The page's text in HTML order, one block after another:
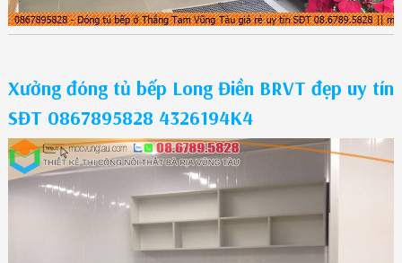
Xưởng đóng tủ bếp Long Điền BRVT đẹp uy tín
SĐT 0867895828 4326194K4